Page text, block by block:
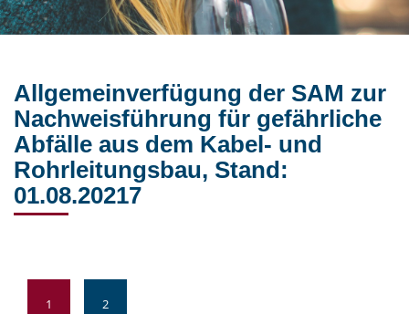
Allgemeinverfügung der SAM zur
Nachweisführung für gefährliche
Abfälle aus dem Kabel- und
Rohrleitungsbau, Stand:
01.08.20217
1 2